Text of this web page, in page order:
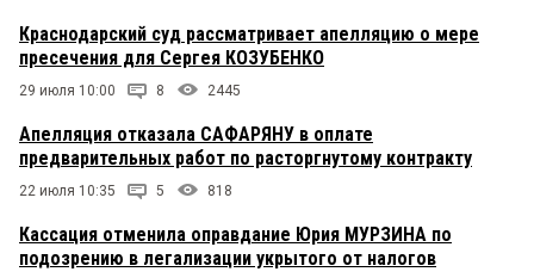
Краснодарский суд рассматривает апелляцию о мере
пресечения для Сергея КОЗУБЕНКО
29 июля 10:00 8 2445
Апелляция отказала САФАРЯНУ в оплате
предварительных работ по расторгнутому контракту
22 июля 10:35 5 818
Кассация отменила оправдание Юрия МУРЗИНА по
подозрению в легализации укрытого от налогов